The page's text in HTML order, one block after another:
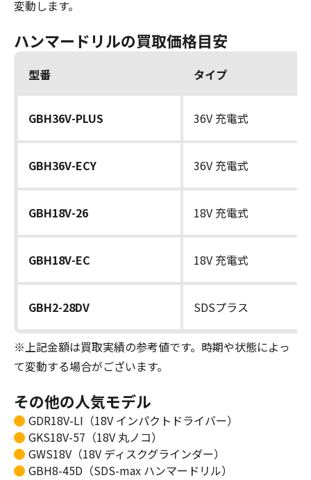
変動します。
ハンマードリルの買取価格目安
型番 タイプ
GBH36V-PLUS 36V 充電式
GBH36V-ECY 36V 充電式
GBH18V-26 18V 充電式
GBH18V-EC 18V 充電式
GBH2-28DV SDSプラス
※上記金額は買取実績の参考値です。時期や状態によっ
て変動する場合がございます。
その他の人気モデル
GDR18V-LI（18V インパクトドライバー）
GKS18V-57（18V 丸ノコ）
GWS18V（18V ディスクグラインダー）
GBH8-45D（SDS-max ハンマードリル）